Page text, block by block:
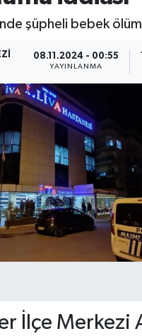
şüpheli bebek
08.11.2024 - 00:55
YAYINLANMA
İlçe Merkezi